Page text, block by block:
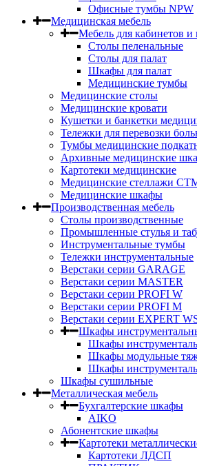
Офисные тумбы NPW
Медицинская мебель
Мебель для кабинетов
Столы пеленальные
Столы для палат
Шкафы для палат
Медицинские тумбы
Медицинские столы
Медицинские кровати
Кушетки и банкетки
Тележки для перевозки
Тумбы медицинские
Архивные медицинские
Картотеки медицинские
Медицинские стеллажи
Медицинские шкафы
Производственная мебель
Столы производственные
Промышленные стулья и
Инструментальные тумбы
Тележки инструментальные
Верстаки серии GARAGE
Верстаки серии MASTER
Верстаки серии PROFI W
Верстаки серии PROFI M
Верстаки серии EXPERT
Шкафы
Шкафы
Шкафы модульные
Шкафы
Шкафы сушильные
Металлическая мебель
Бухгалтерские шкафы
AIKO
Абонентские шкафы
Картотеки
Картотеки ЛДСП